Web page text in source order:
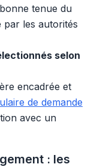
tenue du
les autorités
selon
encadrée et
de demande
avec un
: les